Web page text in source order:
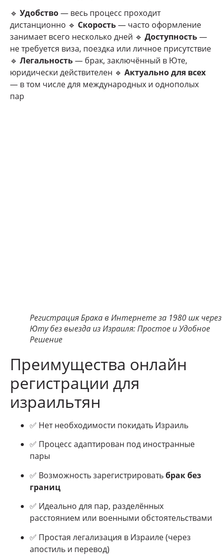
🔹 Удобство— весь процесс проходит
дистанционно 🔹 Скорость— часто оформление
занимает всего несколько дней 🔹 Доступность—
не требуется виза, поездка или личное присутствие
🔹 Легальность— брак, заключённый в Юте,
юридически действителен 🔹 Актуально для всех
— в том числе для международных и однополых
пар
Регистрация Брака в Интернете за 1980 шк через
Юту без выезда из Израиля: Простое и Удобное
Решение
Преимущества онлайн
регистрации для
израильтян
✅ Нет необходимости покидать Израиль
✅ Процесс адаптирован под иностранные
пары
✅ Возможность зарегистрироватьбрак без
границ
✅ Идеально для пар, разделённых
расстоянием или военными обстоятельствами
✅ Простая легализация в Израиле (через
апостиль и перевод)